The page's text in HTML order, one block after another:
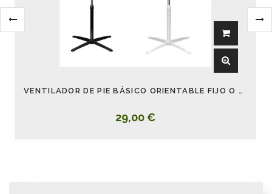
VENTILADOR DE PIE BÁSICO ORIENTABLE FIJO O ROTATORIO BLANCO O NEGRO FLIP
29,00 €